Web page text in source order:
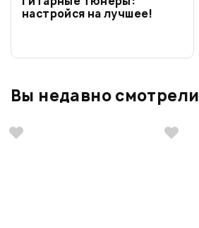
настройся на лучшее!
Вы недавно смотрели